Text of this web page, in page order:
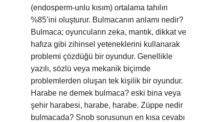
(endosperm-unlu kısım) ortalama tahılın
%85’ini oluşturur. Bulmacanın anlamı nedir?
Bulmaca; oyuncuların zeka, mantık, dikkat ve
hafıza gibi zihinsel yeteneklerini kullanarak
problemi çözdüğü bir oyundur. Genellikle
yazılı, sözlü veya mekanik biçimde
problemlerden oluşan tek kişilik bir oyundur.
Harabe ne demek bulmaca? eski bina veya
şehir harabesi, harabe, harabe. Züppe nedir
bulmacada? Snob sorusunun en kısa cevabı